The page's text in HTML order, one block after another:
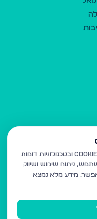
אתר רשות היחיד עושה שימוש בקבצי Cookie ובטכנולוגיות דומות
ניתוח שימוש ושיווק
מידע מלא נמצא